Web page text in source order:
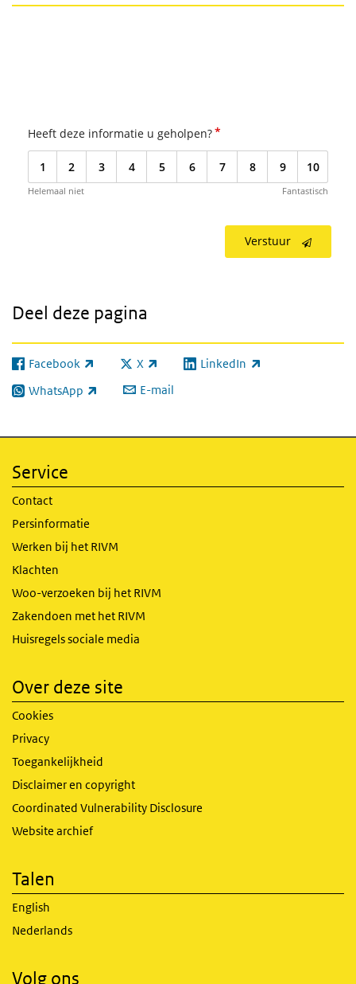
Heeft deze informatie u geholpen?*
1 2 3 4 5 6 7 8 9 10
Helemaal niet Fantastisch
Verstuur
Deel deze pagina
Facebook
(externe link) X
(externe link) LinkedIn
(externe link)
WhatsApp
(externe link) E-mail
Service
Contact
Persinformatie
Werken bij het RIVM
Klachten
Woo-verzoeken bij het RIVM
Zakendoen met het RIVM
Huisregels sociale media
Over deze site
Cookies
Privacy
Toegankelijkheid
Disclaimer en copyright
Coordinated Vulnerability Disclosure
Website archief
Talen
English
Nederlands
Volg ons